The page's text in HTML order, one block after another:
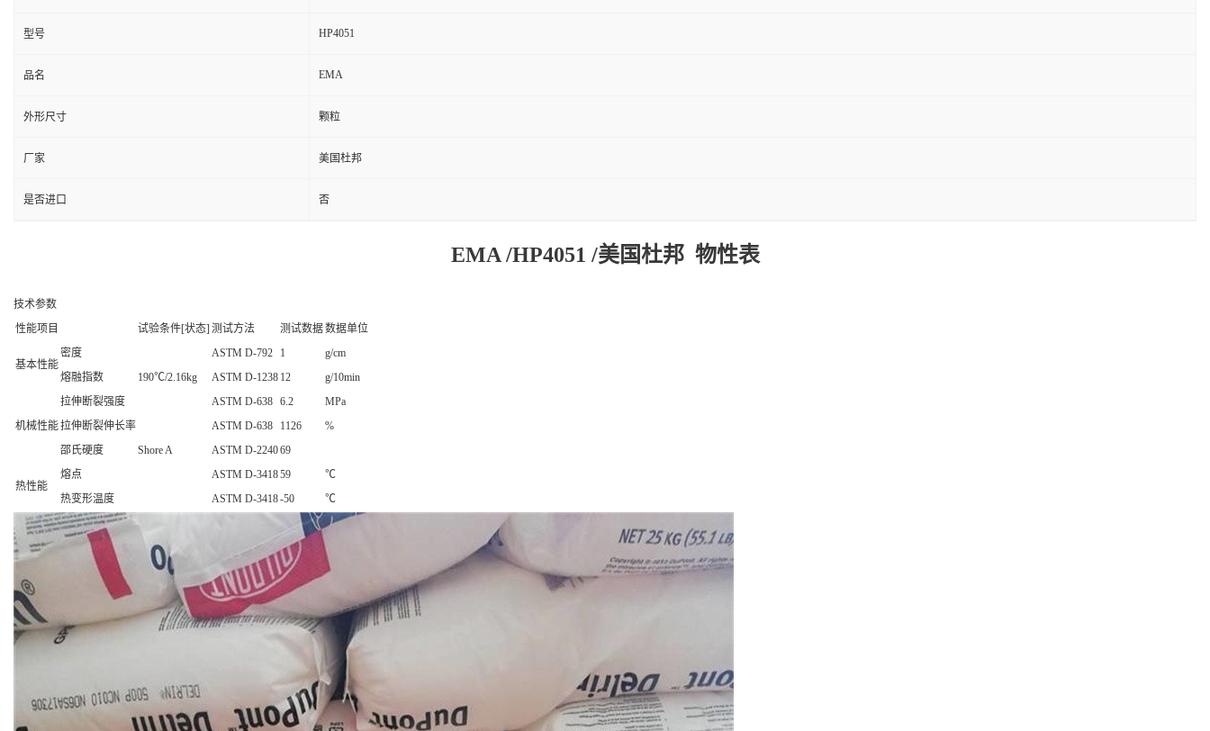
型号 HP4051
品名 EMA
外形尺寸 颗粒
厂家 美国杜邦
是否进口 否
EMA /HP4051 /美国杜邦 物性表
技术参数
性能项目
试验条件[状态] 测试方法 测试数据数据单位
基本性能
密度 ASTM D-792 1
g/cm
熔融指数
190℃/2.16kg ASTM D-1238 12 g/10min
机械性能
拉伸断裂强度 ASTM D-638 6.2
MPa
拉伸断裂伸长率
ASTM D-638 1126
%
邵氏硬度
Shore A ASTM D-224069
热性能
熔点 ASTM D-341859
℃
热变形温度
ASTM D-3418-50 ℃